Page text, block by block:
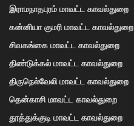
இராமநாதபுரம் மாவட்ட காவல்துறை
கன்னியா குமரி மாவட்ட காவல்துறை
சிவகங்கை மாவட்ட காவல்துறை
திண்டுக்கல் மாவட்ட காவல்துறை
திருநெல்வேலி மாவட்ட காவல்துறை
தென்காசி மாவட்ட காவல்துறை
தூத்துக்குடி மாவட்ட காவல்துறை